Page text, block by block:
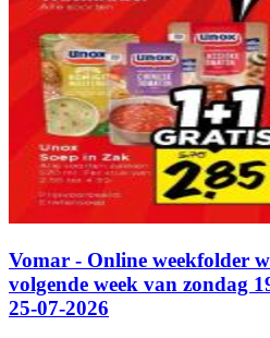
Vomar - Online weekfolder
volgende week van zondag
25-07-2026